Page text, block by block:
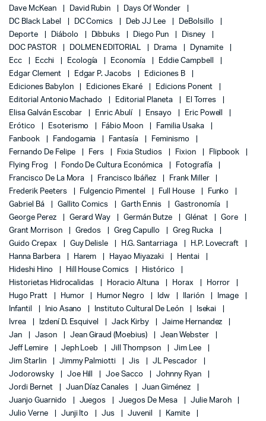
Dave McKean
David Rubin
Days Of Wonder
DC Black Label
DC Comics Deb JJ Lee
DeBolsillo
Deporte
Diábolo Dibbuks Diego Pun
Disney
DOC PASTOR
DOLMEN EDITORIAL Drama
Dynamite
Ecc
Ecchi Ecología Economía
Eddie Campbell
Edgar Clement
Edgar P. Jacobs
Ediciones B
Ediciones Babylon
Ediciones Ekaré
Edicions Ponent
Editorial Antonio Machado
Editorial Planeta
El Torres
Elisa Galván Escobar
Enric Abulí Ensayo
Eric Powell
Erótico
Esoterismo Fábio Moon
Familia Usaka
Fanbook
Fandogamia Fantasía
Feminismo
Fernando De Felipe
Fers Fixia Studios Fixion
Flipbook
Flying Frog
Fondo De Cultura Económica
Fotografía
Francisco De La Mora
Francisco Ibáñez
Frank Miller
Frederik Peeters
Fulgencio Pimentel Full House
Funko
Gabriel Bá
Gallito Comics Garth Ennis
Gastronomía
George Perez
Gerard Way Germán Butze Glénat
Gore
Grant Morrison
Gredos Greg Capullo
Greg Rucka
Guido Crepax
Guy Delisle H.G. Santarriaga
H.P. Lovecraft
Hanna Barbera
Harem Hayao Miyazaki
Hentai
Hideshi Hino
Hill House Comics
Histórico
Historietas Hidrocalidas
Horacio Altuna Horax
Horror
Hugo Pratt
Humor Humor Negro Idw Ilarión
Image
Infantil
Inio Asano Instituto Cultural De León
Isekai
Ivrea
Izdení D. Esquivel Jack Kirby
Jaime Hernandez
Jan
Jason Jean Giraud (Moebius)
Jean Webster
Jeff Lemire
Jeph Loeb Jill Thompson
Jim Lee
Jim Starlin
Jimmy Palmiotti Jis
JL Pescador
Jodorowsky
Joe Hill Joe Sacco
Johnny Ryan
Jordi Bernet
Juan Díaz Canales
Juan Giménez
Juanjo Guarnido
Juegos Juegos De Mesa
Julie Maroh
Julio Verne
Junji Ito Jus Juvenil
Kamite